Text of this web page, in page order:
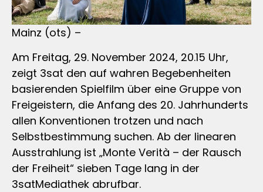
Mainz (ots) –
Am Freitag, 29. November 2024, 20.15 Uhr,
zeigt 3sat den auf wahren Begebenheiten
basierenden Spielfilm über eine Gruppe von
Freigeistern, die Anfang des 20. Jahrhunderts
allen Konventionen trotzen und nach
Selbstbestimmung suchen. Ab der linearen
Ausstrahlung ist „Monte Verità – der Rausch
der Freiheit“ sieben Tage lang in der
3satMediathek abrufbar.